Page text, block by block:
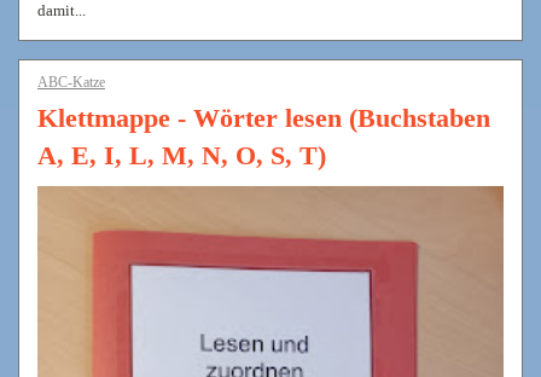
damit...
ABC-Katze
Klettmappe - Wörter lesen (Buchstaben
A, E, I, L, M, N, O, S, T)